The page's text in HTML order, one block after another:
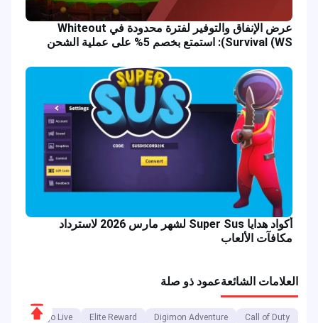
عرض الإنفاق والتوفير لفترة محدودة في Whiteout
Survival (WS): استمتع بخصم 5% على عملية الشحن
أكواد هدايا Super Sus لشهر مارس 2026 لاسترداد
مكافآت الألعاب
العلامات الشائعةعمود ذو صلة
Call of Duty
Digimon Adventure
Elite Reward
Bigo Live
Scroll